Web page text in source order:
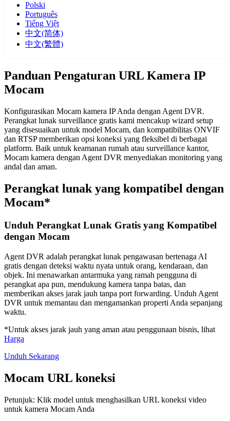
Polski
Português
Tiếng Việt
中文(简体)
中文(繁體)
Panduan Pengaturan URL Kamera IP
Mocam
Konfigurasikan Mocam kamera IP Anda dengan Agent DVR.
Perangkat lunak surveillance gratis kami mencakup wizard setup
yang disesuaikan untuk model Mocam, dan kompatibilitas ONVIF
dan RTSP memberikan opsi koneksi yang fleksibel di berbagai
platform. Baik untuk keamanan rumah atau surveillance kantor,
Mocam kamera dengan Agent DVR menyediakan monitoring yang
andal dan aman.
Perangkat lunak yang kompatibel dengan
Mocam*
Unduh Perangkat Lunak Gratis yang Kompatibel
dengan Mocam
Agent DVR adalah perangkat lunak pengawasan bertenaga AI
gratis dengan deteksi waktu nyata untuk orang, kendaraan, dan
objek. Ini menawarkan antarmuka yang ramah pengguna di
perangkat apa pun, mendukung kamera tanpa batas, dan
memberikan akses jarak jauh tanpa port forwarding. Unduh Agent
DVR untuk memantau dan mengamankan properti Anda sepanjang
waktu.
*Untuk akses jarak jauh yang aman atau penggunaan bisnis, lihat
Harga
Unduh Sekarang
Mocam URL koneksi
Petunjuk: Klik model untuk menghasilkan URL koneksi video
untuk kamera Mocam Anda